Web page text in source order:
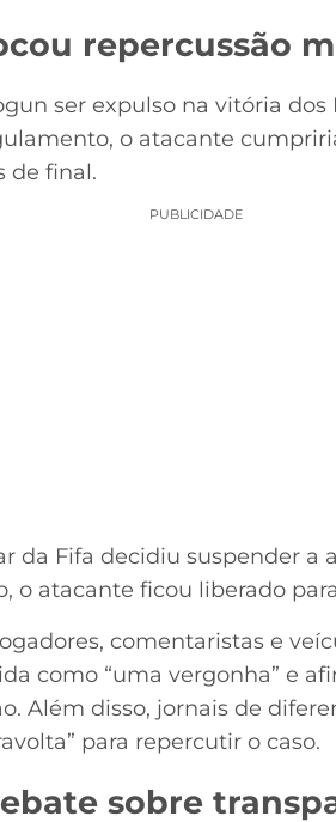
repercussão
ser expulso na vitória dos
o atacante
de final.
PUBLICIDADE
da Fifa decidiu suspender
o atacante ficou liberado
comentaristas e
como “uma vergonha” e
Além disso, jornais de
para repercutir o caso.
sobre